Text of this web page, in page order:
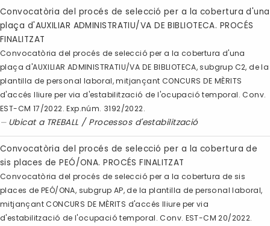
Convocatòria del procés de selecció per a la cobertura d'una
plaça d'AUXILIAR ADMINISTRATIU/VA DE BIBLIOTECA. PROCÉS
FINALITZAT
Convocatòria del procés de selecció per a la cobertura d'una
plaça d'AUXILIAR ADMINISTRATIU/VA DE BIBLIOTECA, subgrup C2, de la
plantilla de personal laboral, mitjançant CONCURS DE MÈRITS
d'accés lliure per via d'estabilització de l'ocupació temporal. Conv.
EST-CM 17/2022. Exp.núm. 3192/2022.
Ubicat a TREBALL / Processos d'estabilització
Convocatòria del procés de selecció per a la cobertura de
sis places de PEÓ/ONA. PROCÉS FINALITZAT
Convocatòria del procés de selecció per a la cobertura de sis
places de PEÓ/ONA, subgrup AP, de la plantilla de personal laboral,
mitjançant CONCURS DE MÈRITS d'accés lliure per via
d'estabilització de l'ocupació temporal. Conv. EST-CM 20/2022.